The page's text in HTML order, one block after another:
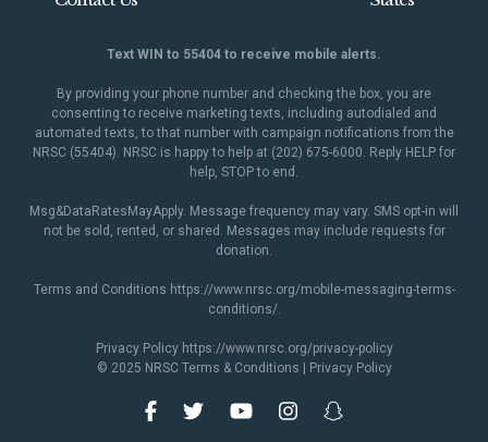
Text WIN to 55404 to receive mobile alerts.
By providing your phone number and checking the box, you are
consenting to receive marketing texts, including autodialed and
automated texts, to that number with campaign notifications from the
NRSC (55404). NRSC is happy to help at (202) 675-6000. Reply HELP for
help, STOP to end.
Msg&DataRatesMayApply. Message frequency may vary. SMS opt-in will
not be sold, rented, or shared. Messages may include requests for
donation.
Terms and Conditions https://www.nrsc.org/mobile-messaging-terms-
conditions/.
Privacy Policy https://www.nrsc.org/privacy-policy
© 2025 NRSC Terms & Conditions Privacy Policy